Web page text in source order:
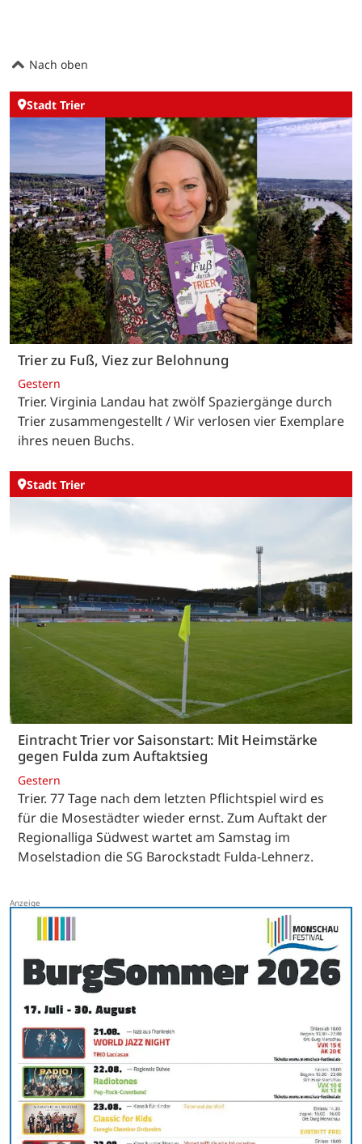
Nach oben
Stadt Trier
Trier zu Fuß, Viez zur Belohnung
Gestern
Trier. Virginia Landau hat zwölf Spaziergänge durch
Trier zusammengestellt / Wir verlosen vier Exemplare
ihres neuen Buchs.
Stadt Trier
Eintracht Trier vor Saisonstart: Mit Heimstärke
gegen Fulda zum Auftaktsieg
Gestern
Trier. 77 Tage nach dem letzten Pflichtspiel wird es
für die Mosestädter wieder ernst. Zum Auftakt der
Regionalliga Südwest wartet am Samstag im
Moselstadion die SG Barockstadt Fulda-Lehnerz.